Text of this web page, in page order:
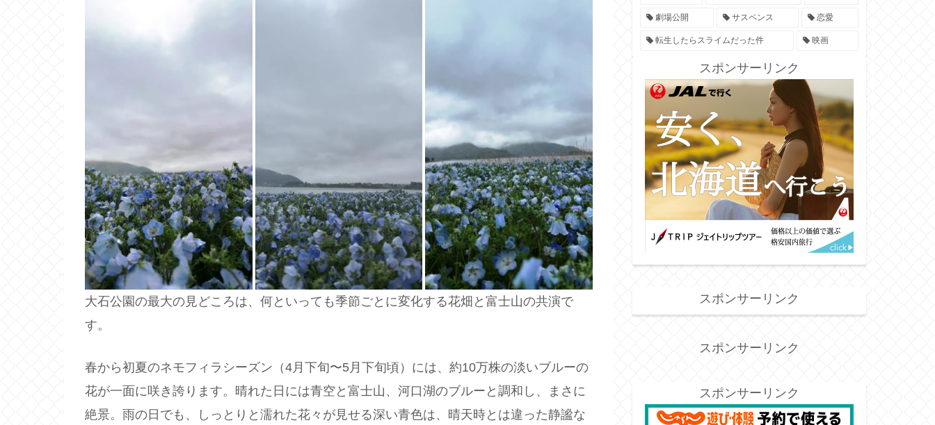
大石公園の最大の見どころは、何といっても季節ごとに変化する花畑と富士山の共演で
す。
春から初夏のネモフィラシーズン（4月下旬〜5月下旬頃）には、約10万株の淡いブルーの
花が一面に咲き誇ります。晴れた日には青空と富士山、河口湖のブルーと調和し、まさに
絶景。雨の日でも、しっとりと濡れた花々が見せる深い青色は、晴天時とは違った静謐な
劇場公開 サスペンス 恋愛
転生したらスライムだった件 映画
スポンサーリンク
スポンサーリンク
スポンサーリンク
スポンサーリンク